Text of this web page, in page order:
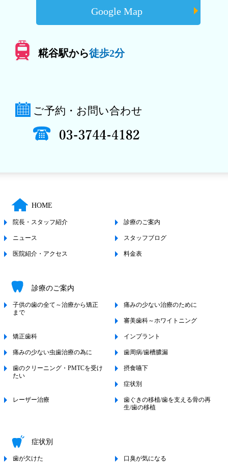
Google Map
糀谷駅から徒歩2分
ご予約・お問い合わせ
HOME
院長・スタッフ紹介 診療のご案内
ニュース スタッフブログ
医院紹介・アクセス 料金表
診療のご案内
子供の歯の全て～治療から矯正
まで
痛みの少ない治療のために
審美歯科～ホワイトニング
矯正歯科 インプラント
痛みの少ない虫歯治療の為に 歯周病/歯槽膿漏
歯のクリーニング・PMTCを受け
たい
摂食嚥下
症状別
レーザー治療
歯ぐきの移植/歯を支える骨の再
生/歯の移植
症状別
歯が欠けた 口臭が気になる